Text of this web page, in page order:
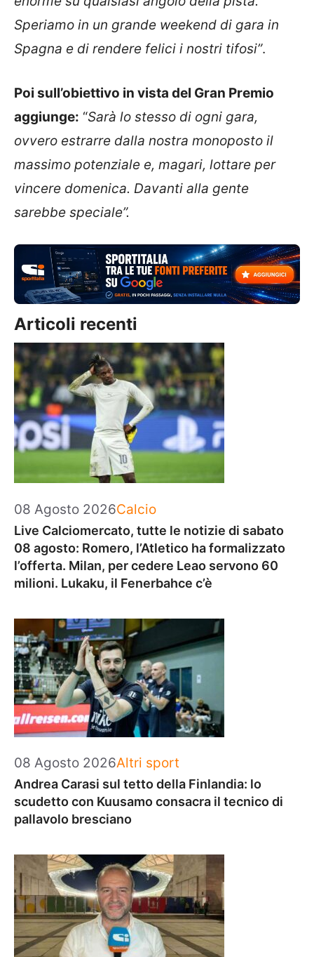
Speriamo in un grande weekend di gara in
Spagna e di rendere felici i nostri tifosi”.
Poi sull’obiettivo in vista del Gran Premio
aggiunge: “Sarà lo stesso di ogni gara,
ovvero estrarre dalla nostra monoposto il
massimo potenziale e, magari, lottare per
vincere domenica. Davanti alla gente
sarebbe speciale”.
Articoli recenti
08 Agosto 2026Categorie
Calcio
Live Calciomercato, tutte le notizie di sabato
08 agosto: Romero, l’Atletico ha formalizzato
l’offerta. Milan, per cedere Leao servono 60
milioni. Lukaku, il Fenerbahce c’è
08 Agosto 2026Categorie
Altri sport
Andrea Carasi sul tetto della Finlandia: lo
scudetto con Kuusamo consacra il tecnico di
pallavolo bresciano